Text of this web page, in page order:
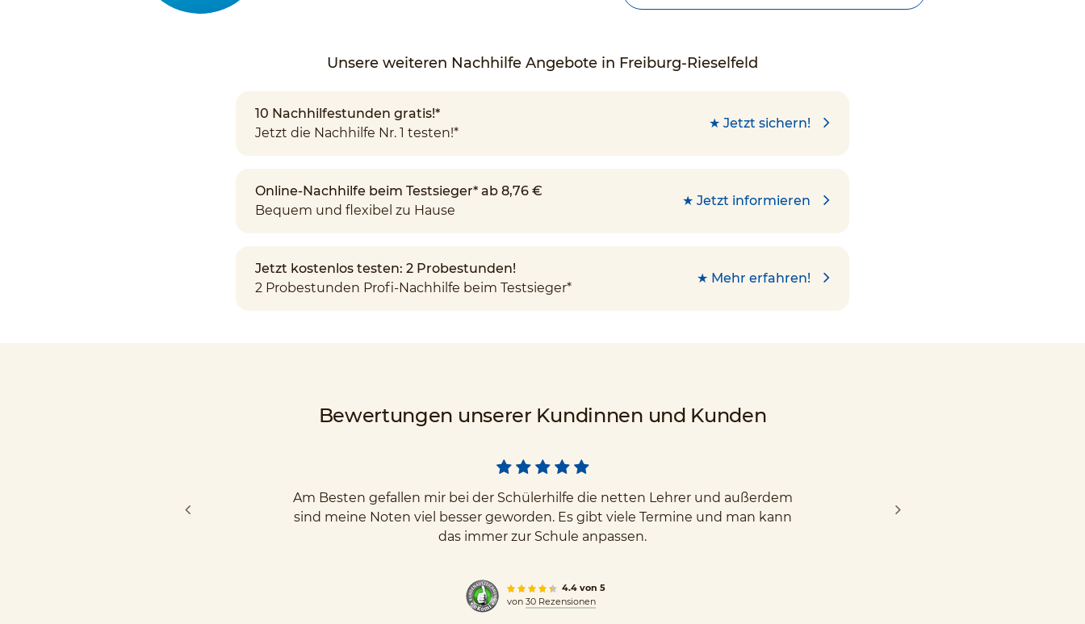
Unsere weiteren Nachhilfe Angebote in Freiburg-Rieselfeld
10 Nachhilfestunden gratis!*
Jetzt die Nachhilfe Nr. 1 testen!*
★ Jetzt sichern!
Online-Nachhilfe beim Testsieger* ab 8,76 €
Bequem und flexibel zu Hause
★ Jetzt informieren
Jetzt kostenlos testen: 2 Probestunden!
2 Probestunden Profi-Nachhilfe beim Testsieger*
★ Mehr erfahren!
Bewertungen unserer Kundinnen und Kunden
Am Besten gefallen mir bei der Schülerhilfe die netten Lehrer und außerdem
sind meine Noten viel besser geworden. Es gibt viele Termine und man kann
das immer zur Schule anpassen.
4.4 von 5
von 30 Rezensionen